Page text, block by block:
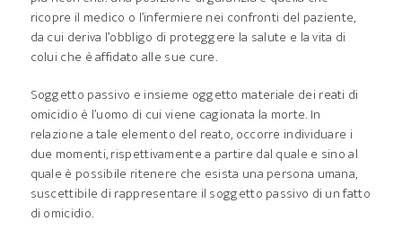
ricopre il medico o l’infermiere nei confronti del paziente,
da cui deriva l’obbligo di proteggere la salute e la vita di
colui che è affidato alle sue cure.
Soggetto passivo e insieme oggetto materiale dei reati di
omicidio è l’uomo di cui viene cagionata la morte. In
relazione a tale elemento del reato, occorre individuare i
due momenti, rispettivamente a partire dal quale e sino al
quale è possibile ritenere che esista una persona umana,
suscettibile di rappresentare il soggetto passivo di un fatto
di omicidio.